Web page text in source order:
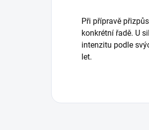
Při přípravě
konkrétní řadě. U
intenzitu podle
let.